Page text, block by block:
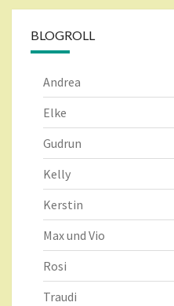
BLOGROLL
Andrea
Elke
Gudrun
Kelly
Kerstin
Max und Vio
Rosi
Traudi